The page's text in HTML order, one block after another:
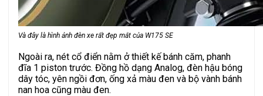
Và đây là hình ảnh đèn xe rất đẹp mắt của W175 SE
Ngoài ra, nét cổ điển nằm ở thiết kế bánh căm, phanh
đĩa 1 piston trước. Đồng hồ dạng Analog, đèn hậu bóng
dây tóc, yên ngồi đơn, ống xả màu đen và bộ vành bánh
nan hoa cũng màu đen.